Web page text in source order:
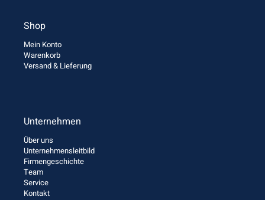
Shop
Mein Konto
Warenkorb
Versand & Lieferung
Unternehmen
Über uns
Unternehmensleitbild
Firmengeschichte
Team
Service
Kontakt